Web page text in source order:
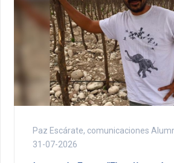
Paz Escárate, comunicaciones
31-07-2026